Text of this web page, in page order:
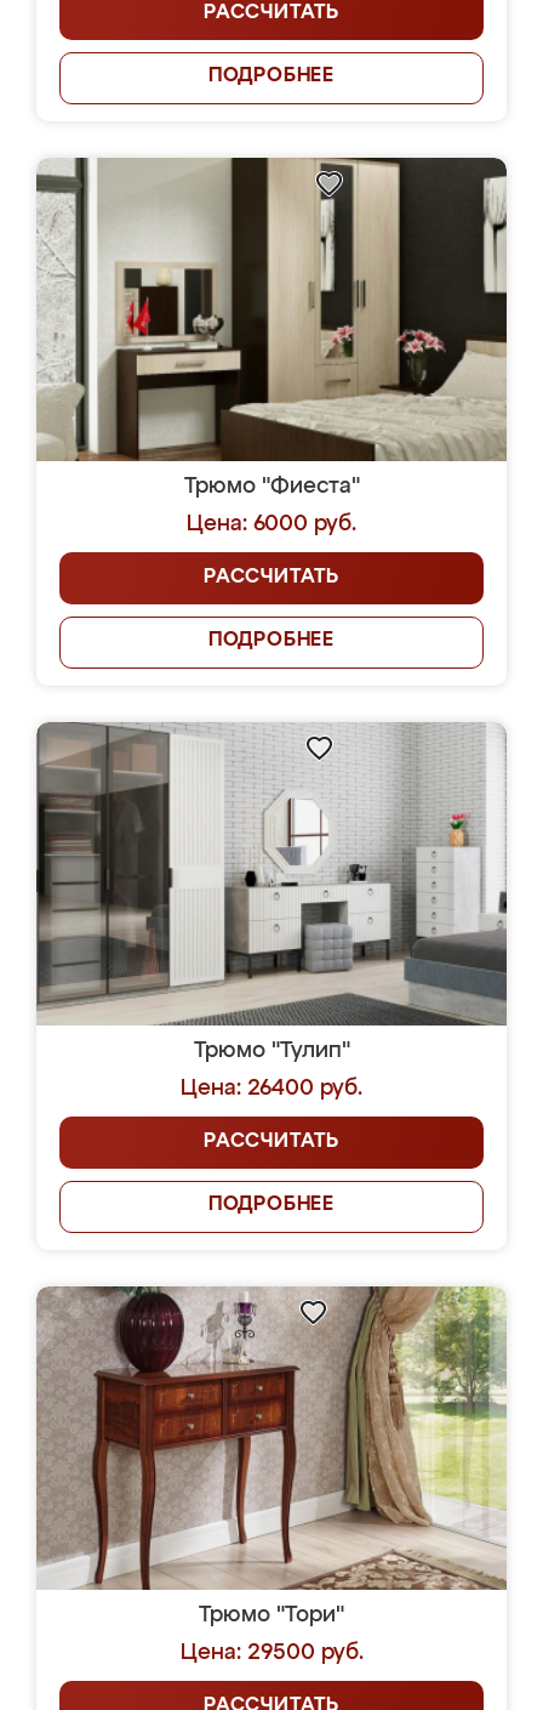
РАССЧИТАТЬ
ПОДРОБНЕЕ
Трюмо "Фиеста"
Цена: 6000 руб.
РАССЧИТАТЬ
ПОДРОБНЕЕ
Трюмо "Тулип"
Цена: 26400 руб.
РАССЧИТАТЬ
ПОДРОБНЕЕ
Трюмо "Тори"
Цена: 29500 руб.